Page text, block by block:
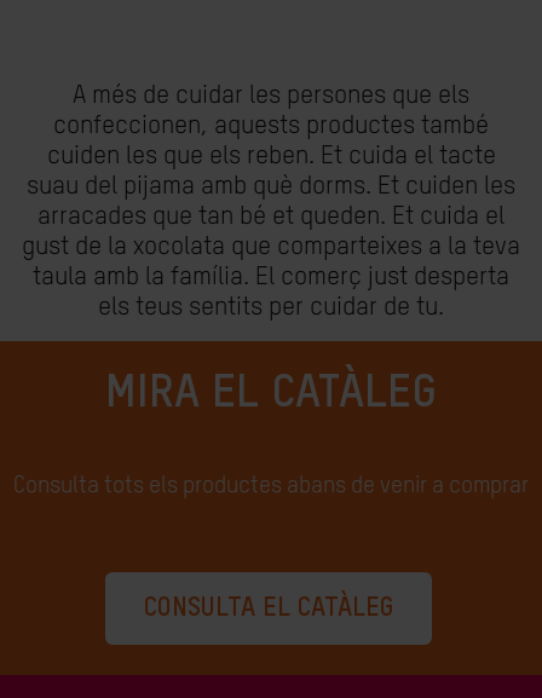
A més de cuidar les persones que els
confeccionen, aquests productes també
cuiden les que els reben. Et cuida el tacte
suau del pijama amb què dorms. Et cuiden les
arracades que tan bé et queden. Et cuida el
gust de la xocolata que comparteixes a la teva
taula amb la família. El comerç just desperta
els teus sentits per cuidar de tu.
MIRA EL CATÀLEG
Consulta tots els productes abans de venir a comprar
CONSULTA EL CATÀLEG